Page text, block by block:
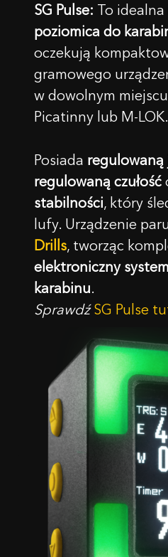
SG Pulse: To idealna
poziomica do
oczekują
gramowego
w dowolnym
Picatinny lub M-LOK.
Posiada regulowaną
regulowaną czułość
stabilności, który
lufy. Urządzenie
Drills, tworząc
elektroniczny
karabinu.
SprawdźSG Pulse
Kupon został
18.44$
Gratulacje, otrzymasz
podczas
Dodaj SG Timer do
OK
SKONTAKTUJ
Imię
E-mail
Wiadomość
Czy rozumieją Państwo te
kontynuować?
TAK, ROZUMIEM